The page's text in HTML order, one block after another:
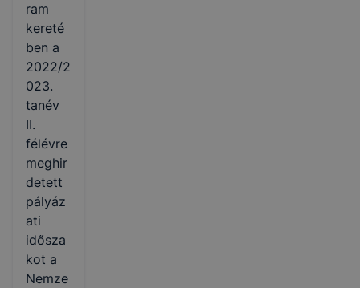
ram
kereté
ben a
2022/2
023.
tanév
II.
félévre
meghir
detett
pályáz
ati
idősza
kot a
Nemze